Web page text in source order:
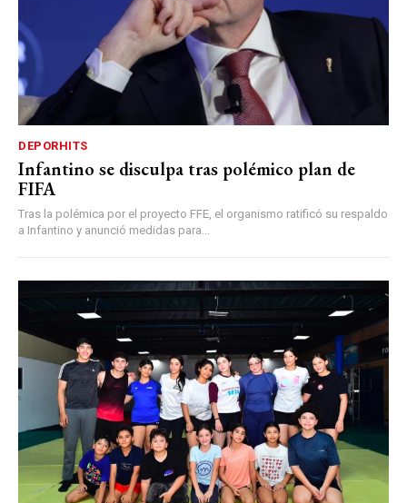
DEPORHITS
Infantino se disculpa tras polémico plan de
FIFA
Tras la polémica por el proyecto FFE, el organismo ratificó su respaldo
a Infantino y anunció medidas para...